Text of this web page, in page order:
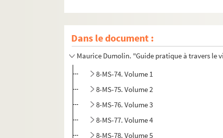
Dans le document :
Maurice Dumolin. "Guide pratique à travers le
8-MS-74. Volume 1
8-MS-75. Volume 2
8-MS-76. Volume 3
8-MS-77. Volume 4
8-MS-78. Volume 5